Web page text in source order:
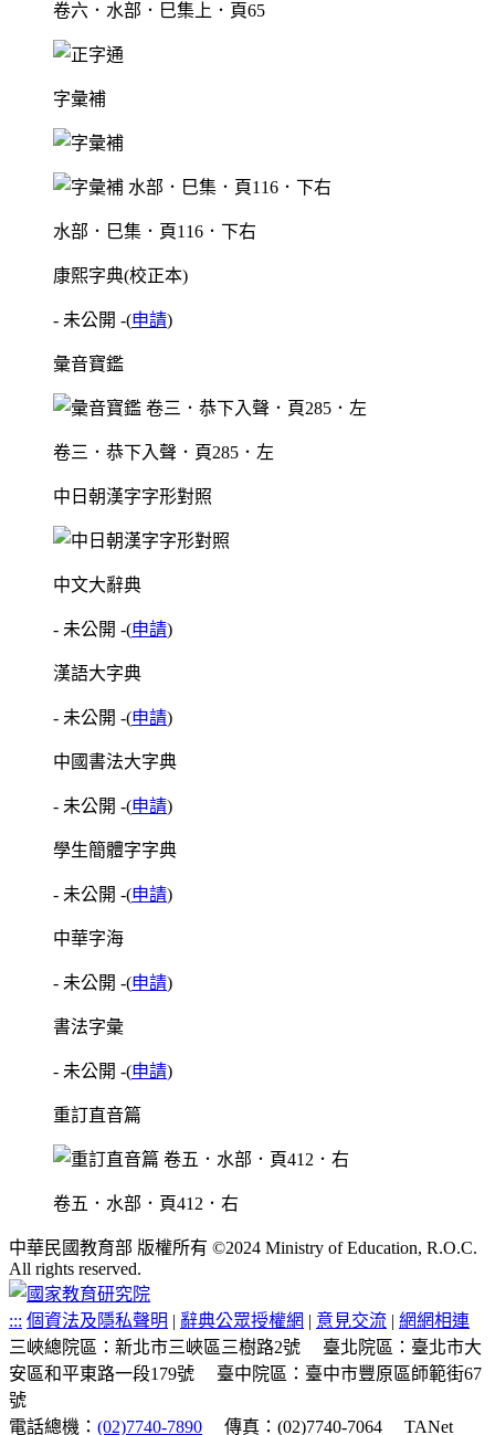
卷六．水部．巳集上．頁65
字彙補
水部．巳集．頁116．下右
康熙字典(校正本)
- 未公開 -(申請)
彙音寶鑑
卷三．恭下入聲．頁285．左
中日朝漢字字形對照
中文大辭典
- 未公開 -(申請)
漢語大字典
- 未公開 -(申請)
中國書法大字典
- 未公開 -(申請)
學生簡體字字典
- 未公開 -(申請)
中華字海
- 未公開 -(申請)
書法字彙
- 未公開 -(申請)
重訂直音篇
卷五．水部．頁412．右
中華民國教育部 版權所有 ©2024 Ministry of Education, R.O.C.
All rights reserved.
::: 個資法及隱私聲明 | 辭典公眾授權網 | 意見交流 | 網網相連
三峽總院區：新北市三峽區三樹路2號
臺北院區：臺北市大
安區和平東路一段179號
臺中院區：臺中市豐原區師範街67
號
電話總機： (02)7740-7890 傳真：(02)7740-7064 TANet